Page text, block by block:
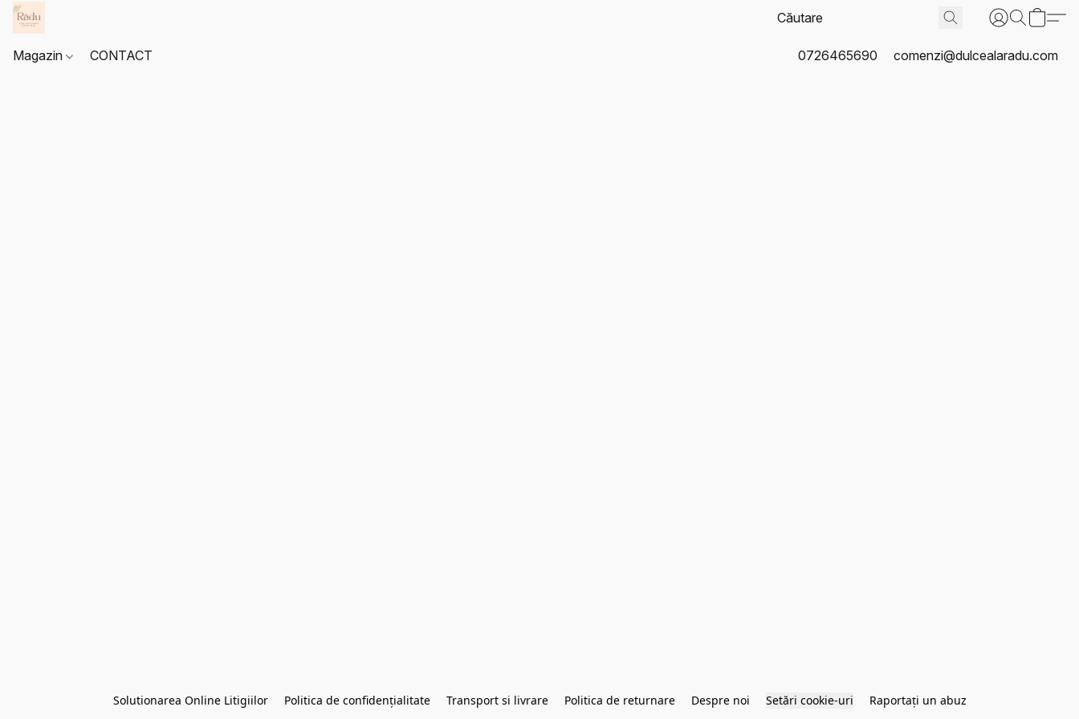
Magazin CONTACT 0726465690 comenzi@dulcealaradu.com
Solutionarea Online Litigiilor Politica de confidențialitate Transport si livrare Politica de returnare Despre noi Setări cookie-uri Raportați un abuz